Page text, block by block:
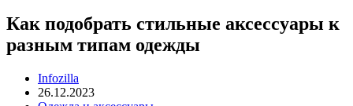
Как подобрать стильные аксессуары к
разным типам одежды
Infozilla
26.12.2023